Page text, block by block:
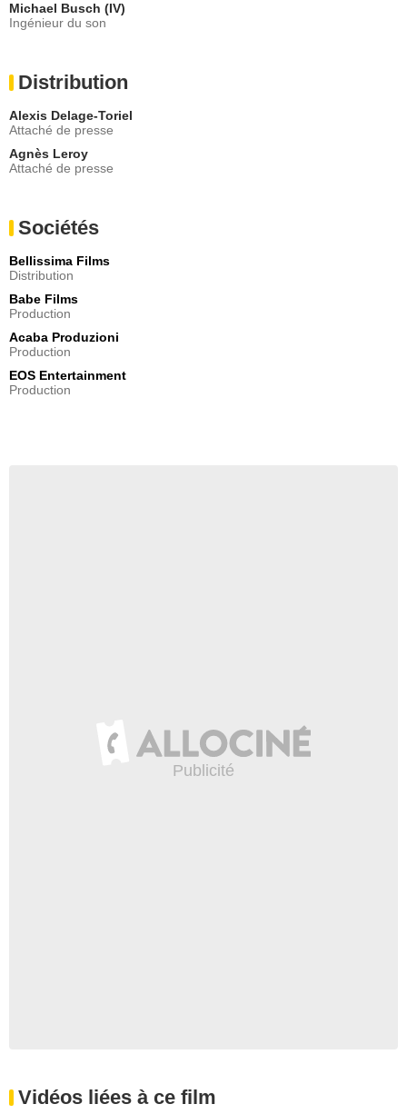
Michael Busch (IV)
Ingénieur du son
Distribution
Alexis Delage-Toriel
Attaché de presse
Agnès Leroy
Attaché de presse
Sociétés
Bellissima Films
Distribution
Babe Films
Production
Acaba Produzioni
Production
EOS Entertainment
Production
Vidéos liées à ce film